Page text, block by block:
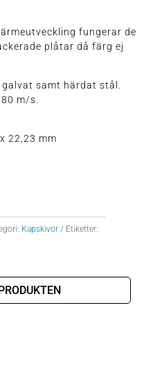
fungerar de
plåtar då färg ej
samt härdat stål.
m/s.
22,23 mm
Kapskivor
Etiketter: